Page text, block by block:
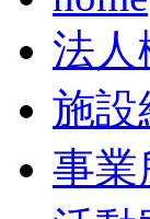
法人
施設
事業